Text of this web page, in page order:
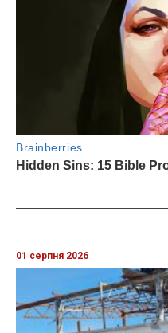
01 серпня 2026